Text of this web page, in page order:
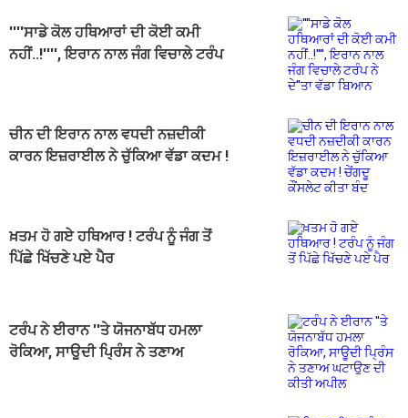
''''ਸਾਡੇ ਕੋਲ ਹਥਿਆਰਾਂ ਦੀ ਕੋਈ ਕਮੀ
ਨਹੀਂ..!'''', ਇਰਾਨ ਨਾਲ ਜੰਗ ਵਿਚਾਲੇ ਟਰੰਪ
ਚੀਨ ਦੀ ਇਰਾਨ ਨਾਲ ਵਧਦੀ ਨਜ਼ਦੀਕੀ
ਕਾਰਨ ਇਜ਼ਰਾਈਲ ਨੇ ਚੁੱਕਿਆ ਵੱਡਾ ਕਦਮ !
ਖ਼ਤਮ ਹੋ ਗਏ ਹਥਿਆਰ ! ਟਰੰਪ ਨੂੰ ਜੰਗ ਤੋਂ
ਪਿੱਛੇ ਖਿੱਚਣੇ ਪਏ ਪੈਰ
ਟਰੰਪ ਨੇ ਈਰਾਨ ''ਤੇ ਯੋਜਨਾਬੱਧ ਹਮਲਾ
ਰੋਕਿਆ, ਸਾਊਦੀ ਪ੍ਰਿੰਸ ਨੇ ਤਣਾਅ